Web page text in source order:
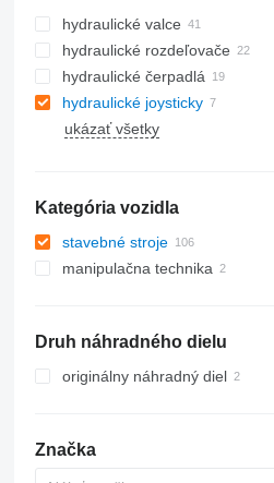
hydraulické valce
hydraulické rozdeľovače
hydraulické čerpadlá
hydraulické joysticky
ukázať všetky
Kategória vozidla
stavebné stroje
rýpadlá
manipulačna technika
Druh náhradného dielu
originálny náhradný diel
Značka